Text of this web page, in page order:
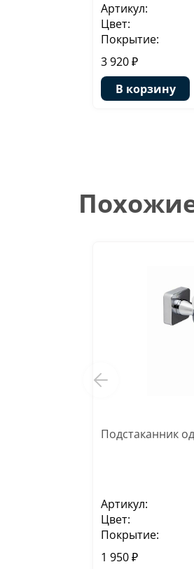
Артикул:
Цвет:
Покрытие:
3 920 ₽
В корзину
Подстаканник
Артикул:
Цвет:
Покрытие:
1 950 ₽